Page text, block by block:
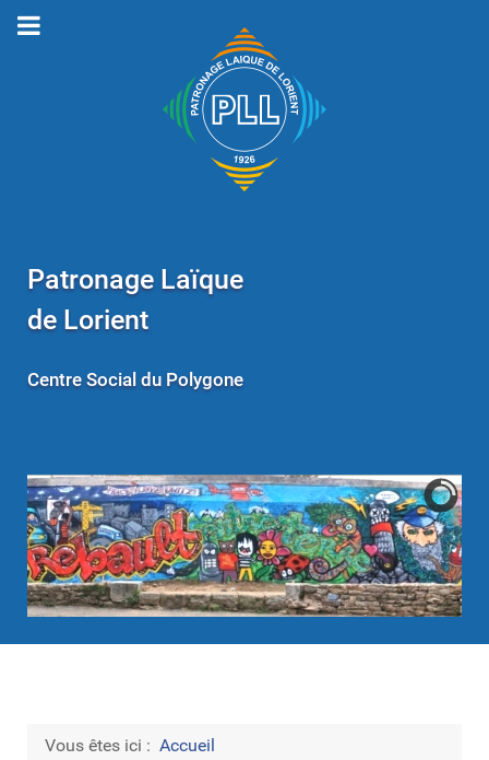
Patronage Laïque
de Lorient
Centre Social du Polygone
Vous êtes ici : Accueil